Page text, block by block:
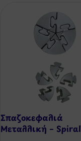
Σπαζοκεφαλιά
Μεταλλική – Spiral